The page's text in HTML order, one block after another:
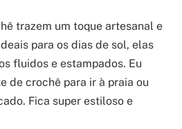
trazem um toque artesanal e
para os dias de sol, elas
fluidos e estampados. Eu
de crochê para ir à praia ou
Fica super estiloso e